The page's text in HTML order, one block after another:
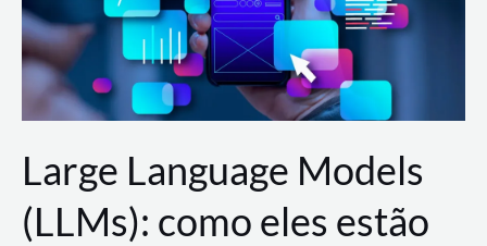
a
AWS?
Large Language Models
(LLMs): como eles estão